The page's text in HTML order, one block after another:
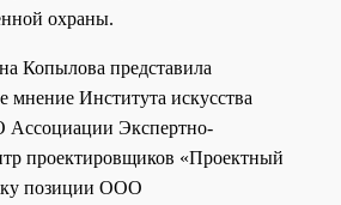
охраны.
Копылова представила
мнение Института искусства
Ассоциации Экспертно-
проектировщиков «Проектный
позиции ООО